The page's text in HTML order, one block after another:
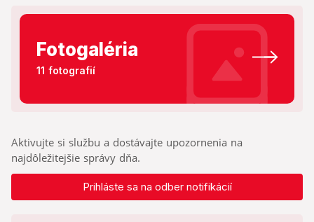
Fotogaléria
11 fotografií
Aktivujte si službu a dostávajte upozornenia na
najdôležitejšie správy dňa.
Prihláste sa na odber notifikácií